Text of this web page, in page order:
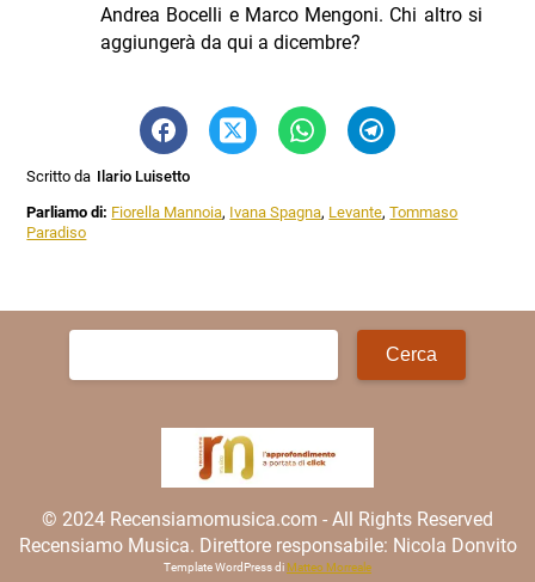
Andrea Bocelli e Marco Mengoni. Chi altro si
aggiungerà da qui a dicembre?
Scritto da Ilario Luisetto
Parliamo di: Fiorella Mannoia, Ivana Spagna, Levante,Tommaso
Paradiso
© 2024 Recensiamomusica.com - All Rights Reserved
Recensiamo Musica. Direttore responsabile: Nicola Donvito
Template WordPress di Matteo Morreale